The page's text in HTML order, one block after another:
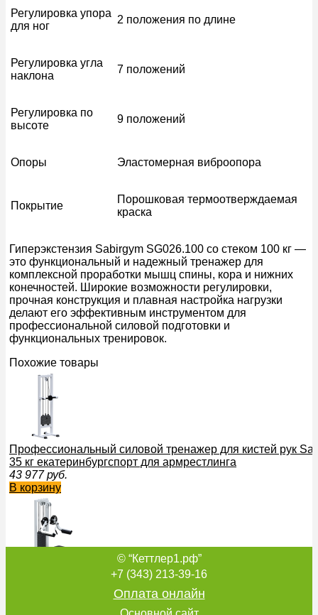
Регулировка упора
для ног
2 положения по длине
Регулировка угла
наклона
7 положений
Регулировка по
высоте
9 положений
Опоры Эластомерная виброопора
Покрытие
Порошковая термоотверждаемая
краска
Гиперэкстензия Sabirgym SG026.100 со стеком 100 кг —
это функциональный и надежный тренажер для
комплексной проработки мышц спины, кора и нижних
конечностей. Широкие возможности регулировки,
прочная конструкция и плавная настройка нагрузки
делают его эффективным инструментом для
профессиональной силовой подготовки и
функциональных тренировок.
Похожие товары
Профессиональный силовой тренажер для кистей рук
35 кг екатеринбургспорт для армрестлинга
43 977 руб.
В корзину
Профессиональный силовой тренажер Дельта-машина
© “Кеттлер1.рф”
+7 (343) 213-39-16
Оплата онлайн